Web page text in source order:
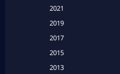
Based on a True Story
Based on a True
Based on a True
2021
2019
2017
2015
2013